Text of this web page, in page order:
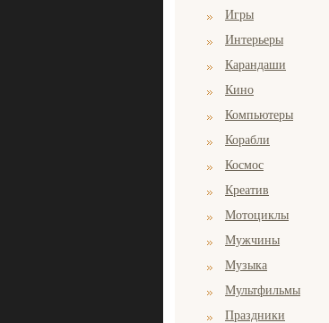
Игры
Интерьеры
Карандаши
Кино
Компьютеры
Корабли
Космос
Креатив
Мотоциклы
Мужчины
Музыка
Мультфильмы
Праздники